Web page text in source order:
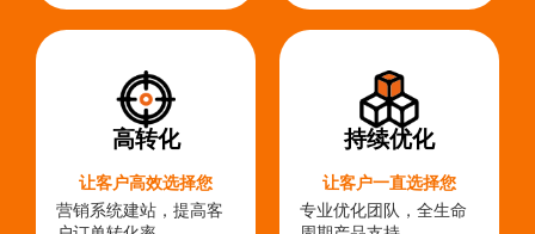
高转化
让客户高效选择您
营销系统建站，提高客
持续优化
让客户一直选择您
专业优化团队，全生命